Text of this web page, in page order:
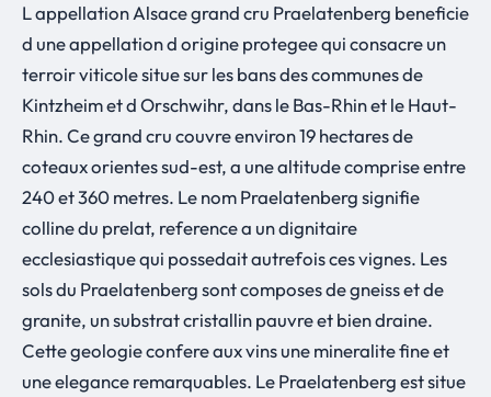
L appellation Alsace grand cru Praelatenberg beneficie
d une appellation d origine protegee qui consacre un
terroir viticole situe sur les bans des communes de
Kintzheim et d Orschwihr, dans le Bas-Rhin et le Haut-
Rhin. Ce grand cru couvre environ 19 hectares de
coteaux orientes sud-est, a une altitude comprise entre
240 et 360 metres. Le nom Praelatenberg signifie
colline du prelat, reference a un dignitaire
ecclesiastique qui possedait autrefois ces vignes. Les
sols du Praelatenberg sont composes de gneiss et de
granite, un substrat cristallin pauvre et bien draine.
Cette geologie confere aux vins une mineralite fine et
une elegance remarquables. Le Praelatenberg est situe